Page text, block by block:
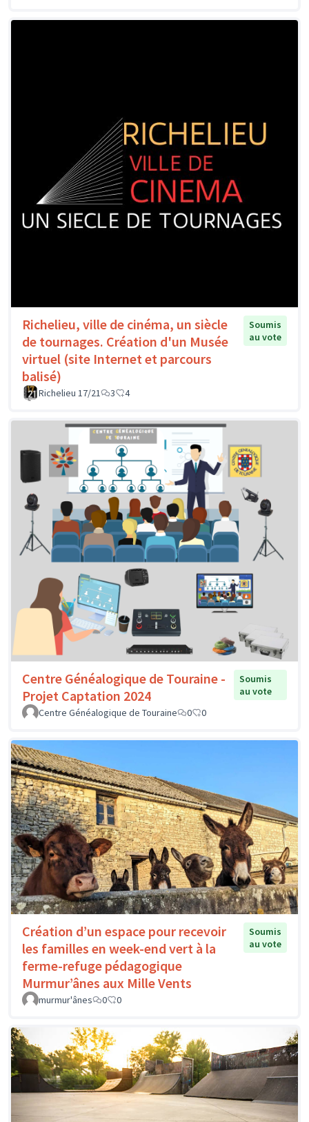
Richelieu, ville de cinéma, un siècle
de tournages. Création d'un Musée
virtuel (site Internet et parcours
balisé)
Soumis
au vote
Richelieu 17/21 3 4
Centre Généalogique de Touraine -
Projet Captation 2024
Soumis
au vote
Centre Généalogique de Touraine
0 0
Création d’un espace pour recevoir
les familles en week-end vert à la
ferme-refuge pédagogique
Murmur’ânes aux Mille Vents
Soumis
au vote
murmur'ânes 0 0